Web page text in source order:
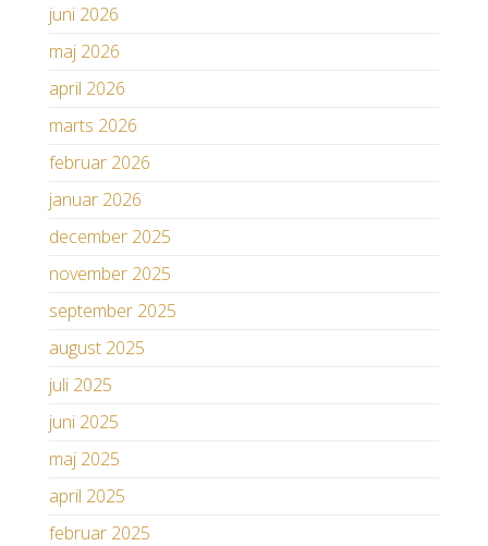
juni 2026
maj 2026
april 2026
marts 2026
februar 2026
januar 2026
december 2025
november 2025
september 2025
august 2025
juli 2025
juni 2025
maj 2025
april 2025
februar 2025